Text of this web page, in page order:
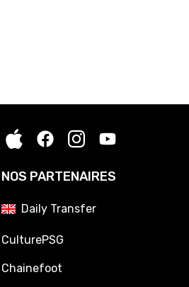
NOS PARTENAIRES
Daily Transfer
CulturePSG
Chainefoot